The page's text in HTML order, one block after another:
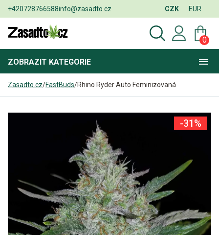
+420728766588info@zasadto.cz CZK EUR
0
ZOBRAZIT KATEGORIE
Zasadto.cz/FastBuds/Rhino Ryder Auto Feminizovaná
-31%